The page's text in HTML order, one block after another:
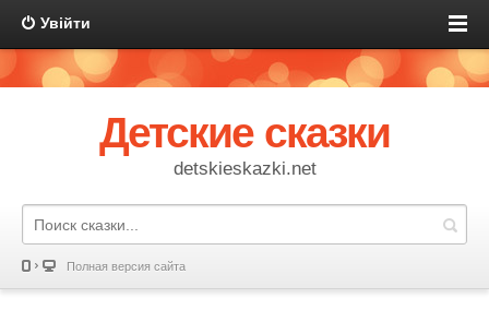
Увійти
Детские сказки
detskieskazki.net
Полная версия сайта